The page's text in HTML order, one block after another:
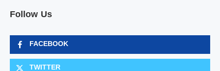
Follow Us
FACEBOOK
TWITTER